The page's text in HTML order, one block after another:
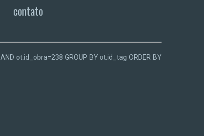
contato
ot.id_obra=238 GROUP BY ot.id_tag ORDER BY